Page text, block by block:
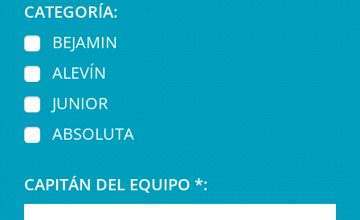
CATEGORÍA:
BEJAMIN
ALEVÍN
JUNIOR
ABSOLUTA
CAPITÁN DEL EQUIPO *: